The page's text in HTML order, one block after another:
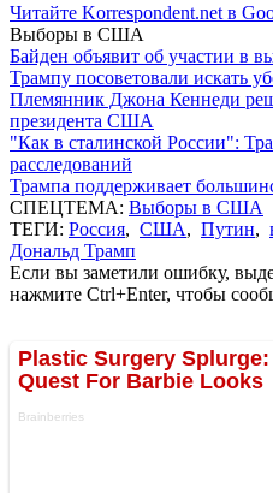
Читайте Korrespondent.net в
Выборы в США
Байден объявит об участии в
Трампу посоветовали искать
Племянник Джона Кеннеди
президента США
"Как в сталинской России":
расследований
Трампа поддерживает
СПЕЦТЕМА: Выборы в США
ТЕГИ: Россия, США, Путин,
Дональд Трамп
Если вы заметили ошибку,
нажмите Ctrl+Enter, чтобы